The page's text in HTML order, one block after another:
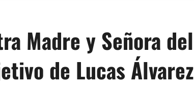
Madre y Señora del
de Lucas Álvarez